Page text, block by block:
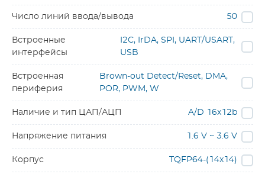
Число линий ввода/вывода 50
Встроенные
интерфейсы
I2C, IrDA, SPI, UART/USART,
USB
Встроенная
периферия
Brown-out Detect/Reset, DMA,
POR, PWM, W
Наличие и тип ЦАП/АЦП A/D 16x12b
Напряжение питания 1.6 V ~ 3.6 V
Корпус TQFP64-(14x14)